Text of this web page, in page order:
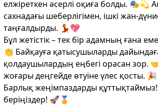
елжіреткен әсерлі оқиға болды. 🎭💫
сахнадағы шеберлігімен, ішкі жан-
таңғалдырды. 💃💖
Бұл жетістік – тек бір адамның ғана
👏 Байқауға қатысушыларды
қолдаушылардың еңбегі орасан
жоғары деңгейде өтуіне үлес қосты.
Барлық жеңімпаздарды
беріңіздер! 🚀🏅